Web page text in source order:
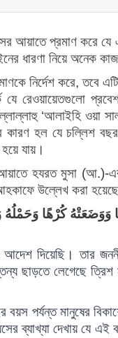
আয়াতে প্রমাণ করে যে
ধারণা নিয়ে অনেক কাজ
নির্দেশ করে,তবে এটি
যে রেওয়ায়েতগুলো
‘আলাইহি ওয়া
কারণ হল যে চল্লিশ বছর
হয়ে যায়।
হযরত মুসা (আ.)-
উল্লেখ করা
وَوَضَعَتْهُ كُرْهًا
আদেশ দিয়েছি। তার
ছাড়তে লেগেছে ত্রিশ
বয়স পর্যন্ত মানুষের
ব্যাখ্যা দেখায় যে এই